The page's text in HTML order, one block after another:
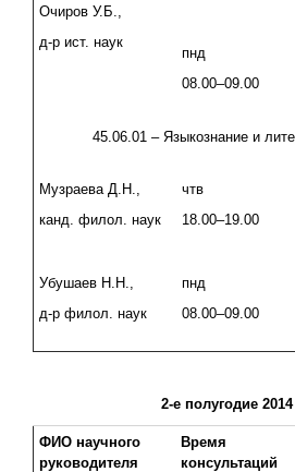
Очиров У.Б.,
д-р ист. наук
пнд
08.00–09.00
45.06.01 – Языкознание и
Музраева Д.Н.,
канд. филол. наук
чтв
18.00–19.00
Убушаев Н.Н.,
д-р филол. наук
пнд
08.00–09.00
2-е полугодие 2014
ФИО научного
руководителя
Время
консультаций